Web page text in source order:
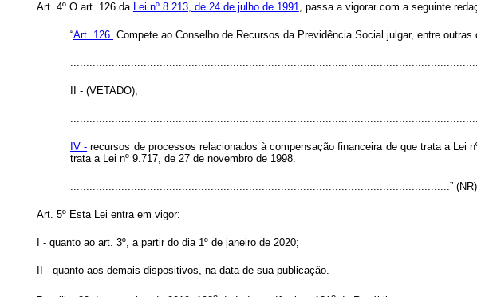
Art. 4º O art. 126 da Lei nº 8.213, de 24 de julho de 1991, passa a vigorar com a seguinte
“Art. 126. Compete ao Conselho de Recursos da Previdência Social julgar, entre
II - (VETADO);
IV - recursos de processos relacionados à compensação financeira de que trata a
trata a Lei nº 9.717, de 27 de novembro de 1998.
.......................................................................................................................” (NR)
Art. 5º Esta Lei entra em vigor:
I - quanto ao art. 3º, a partir do dia 1º de janeiro de 2020;
II - quanto aos demais dispositivos, na data de sua publicação.